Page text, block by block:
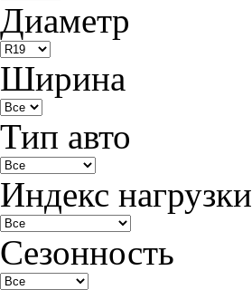
Диаметр
Ширина
Тип авто
Индекс нагрузки
Сезонность